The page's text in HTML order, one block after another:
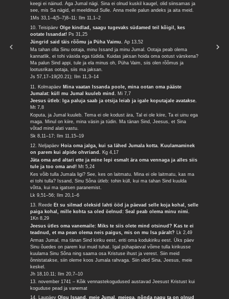
keegi ei näinud. Aga Jumal nägi. Sina ei olnud kuskil kaugel, olid siinsamas ja
see, mis Sa nägid, ei meeldinud Sulle. Anna meile palun andeks ja aita meid.
1Ms 33,1–4(5–7)8–11; Ilm 11,1–2
10. TeisipäevOlge kindlad, saagu tugevaks südamed teil kõigil, kes
ootate Issandat! Ps 31,25
Jüngrid said täis rõõmu ja Püha Vaimu.Ap 13,52
Ma tahan olla Sinu ootaja, minu Issand ja minu Jumal. Ootaja peab olema
kannatlik, ei tohi väsida ega tüdida. Kuidas jaksan hoida oma ootust värskena?
Ma palun Sind appi, tule ja ela minus oh, Püha Vaim, siis olen rõõmus ja
lootusrikas ootaja, siis ma jaksan.
Js 57,17–19(20.21); Ilm 11,3–14
11. Kolmapäev Mina vaatan Issanda poole, mina ootan oma pääste
Jumalat: küll mu Jumal kuuleb mind. Mi 7,7
Jeesus ütleb: Iga paluja saab ja otsija leiab ja igale koputajale avatakse.
Mt 7,8
Koputa, ja Jumal kuuleb. Tema ei ole kodust ära, Tal ei ole kiire, Ta ei uinu ega
maga. Minul on kiire, mina väsin ja tüdin. Ma tänan Sind, Jeesus, et Sina
võtad mind alati vastu.
Sk 8,11–17; Ilm 11,15–19
12. Neljapäev Hoia oma jalga, kui sa lähed Jumala kotta. Kuulamaminek
on parem kui alpide ohvriand. Kg 4,17
Jäta oma and altari ette ja mine lepi esmalt ära oma vennaga ja alles siis
tule ja too oma and! Mt 5,24
Kes võib tulla Jumala ligi? See, kes on laitmatu. Mina ei ole laitmatu, kas ma
ei tohi tulla? Issand, Sinu Sõna ütleb: tohin küll, kui ma tahan Sind kuulda
võtta, kui ma igatsen paranemist.
Lk 9,51–56; Ilm 20,1–6
13. Reede Et su silmad oleksid lahti ööd ja päevad selle koja kohal, selle
paiga kohal, mille kohta sa oled öelnud: Seal peab olema minu nimi.
1Kn 8,29
Jeesus ütles oma vanemaile: Miks te siis olete mind otsinud? Kas te ei
teadnud, et ma pean olema neis paigus, mis on mu Isa päralt?
Lk 2,49
Armas Jumal, ma tänan Sind kiriku eest, eriti oma kodukiriku eest. Üks päev
Sinu õuedes on parem kui muid tuhat. Igal pühapäeval võime tulla kirikusse
kuulama Sinu Sõna ning saama osa Kristuse ihust ja verest. Siin meid
õnnistatakse, siin oleme koos Jumala rahvaga. Siin oled Sina, Jeesus, meie
keskel.
Jh 18,10.11; Ilm 20,7–10
13. november 1741 – Kõik vennastekogudused austavad Jeesust Kristust kui
koguduse pead ja vanemat
14. LaupäevOlgu Issand, meie Jumal, meiega, nõnda nagu ta on olnud